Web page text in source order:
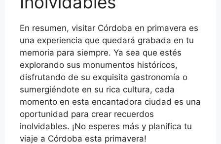
En resumen, visitar Córdoba en primavera es
una experiencia que quedará grabada en tu
memoria para siempre. Ya sea que estés
explorando sus monumentos históricos,
disfrutando de su exquisita gastronomía o
sumergiéndote en su rica cultura, cada
momento en esta encantadora ciudad es una
oportunidad para crear recuerdos
inolvidables. ¡No esperes más y planifica tu
viaje a Córdoba esta primavera!